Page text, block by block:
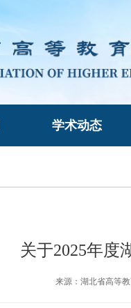
学术动态
关于2025年度
来源：湖北省高等